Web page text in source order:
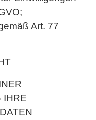
Art. 77
IHRE